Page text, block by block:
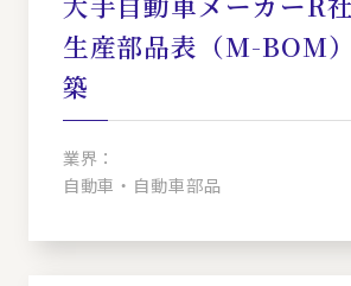
生産部品表（M-BOM
築
業界：
自動車・自動車部品